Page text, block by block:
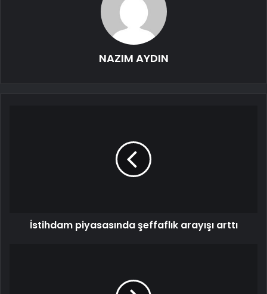
NAZIM AYDIN
İstihdam piyasasında şeffaflık arayışı arttı